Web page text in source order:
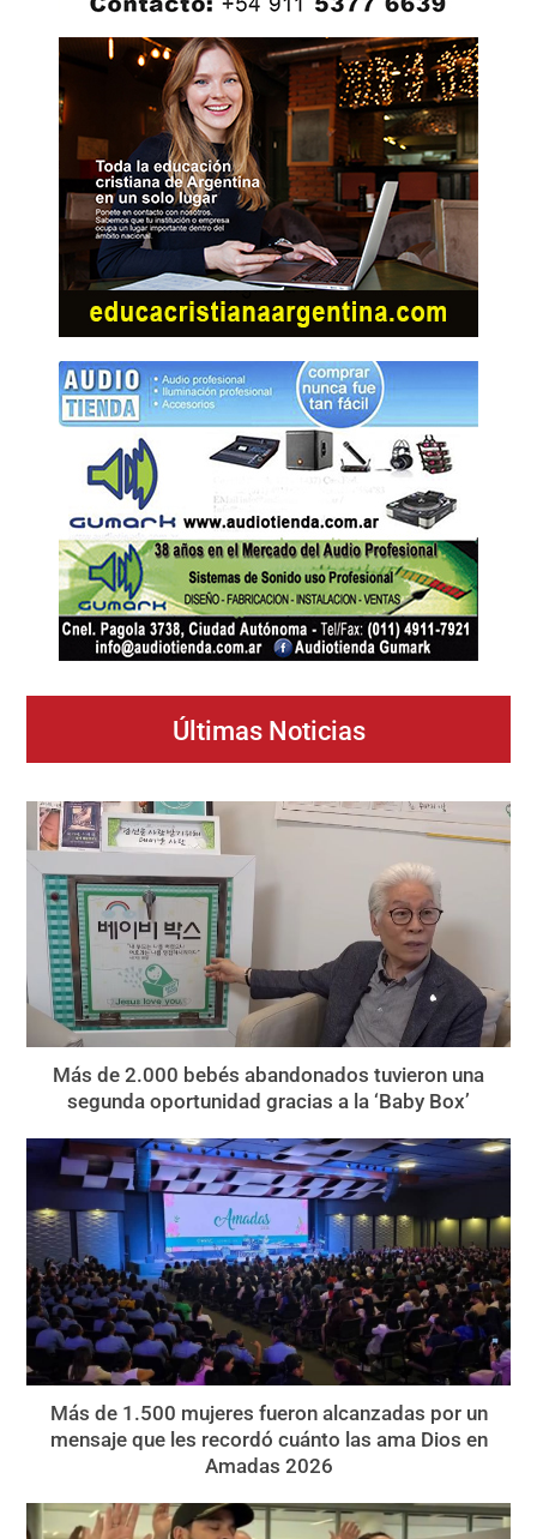
Últimas Noticias
Más de 2.000 bebés abandonados tuvieron una
segunda oportunidad gracias a la ‘Baby Box’
Más de 1.500 mujeres fueron alcanzadas por un
mensaje que les recordó cuánto las ama Dios en
Amadas 2026